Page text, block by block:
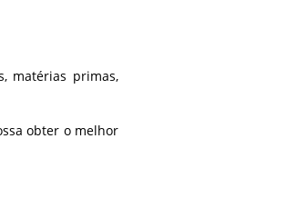
matérias primas,
obter o melhor